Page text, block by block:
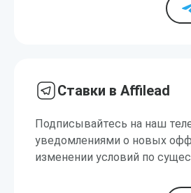
Ставки в Affilead
Подписывайтесь на наш
уведомлениями о новых
изменении условий по